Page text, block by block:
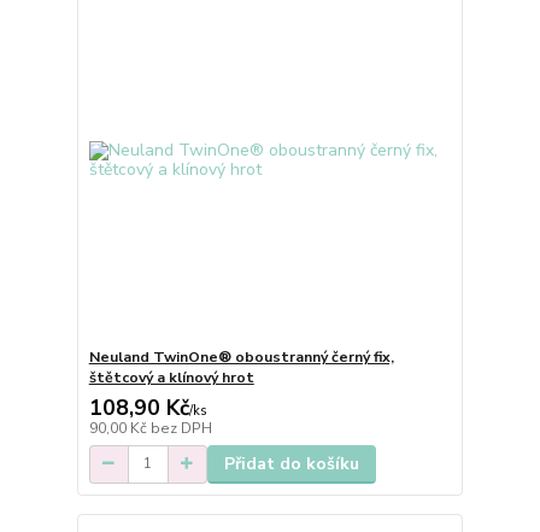
Neuland TwinOne® oboustranný černý fix,
štětcový a klínový hrot
108,90 Kč/ks
90,00 Kč bez DPH
Přidat do košíku